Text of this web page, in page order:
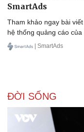
SmartAds
Tham khảo ngay bài
hệ thống quảng cáo của
| SmartAds
ĐỜI SỐNG